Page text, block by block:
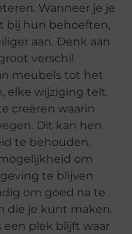
Wanneer je je
bij hun behoeften,
aan. Denk aan
verschil
meubels tot het
elke wijziging telt.
creëren waarin
Dit kan hen
te behouden.
om
te blijven
om goed na te
die je kunt maken.
een plek blijft waar